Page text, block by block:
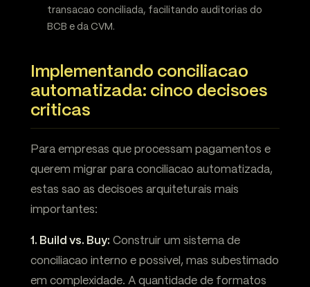
transacao conciliada, facilitando auditorias do
BCB e da CVM.
Implementando conciliacao
automatizada: cinco decisoes
criticas
Para empresas que processam pagamentos e
querem migrar para conciliacao automatizada,
estas sao as decisoes arquiteturais mais
importantes:
1. Build vs. Buy: Construir um sistema de
conciliacao interno e possivel, mas subestimado
em complexidade. A quantidade de formatos